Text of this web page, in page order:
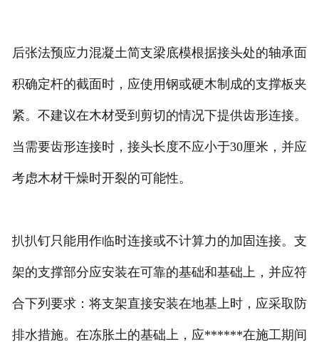
后张法预应力混凝土简支梁底模根据接头处的轴承面
积确定杆的截面时，应使用钢或硬木制成的支撑板夹
紧。不建议在木材受到剪切的情况下提供齿形连接。
当需要齿形连接时，接头长度不应小于30厘米，并应
考虑木材干燥时开裂的可能性。
扒扒钉只能用作临时连接或不计算力的加固连接。支
架的支撑部分应安装在可靠的基础和基础上，并应符
合下列要求：将支架直接安装在地基上时，应采取防
排水措施。在冻胀土的基础上，应******在施工期间